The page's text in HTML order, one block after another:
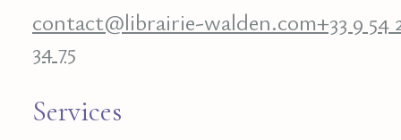
contact@librairie-walden.com+33 9 54
34 75
Services